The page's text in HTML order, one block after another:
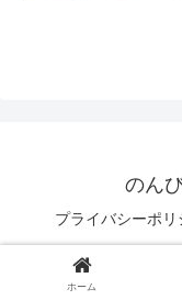
のん
プライバシーポリ
© 2023
ホーム